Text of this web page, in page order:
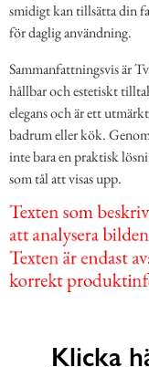
smidigt kan tillsätta din
för daglig användning.
Sammanfattningsvis är
hållbar och estetiskt
elegans och är ett
badrum eller kök.
inte bara en praktisk
som tål att visas upp.
Klicka